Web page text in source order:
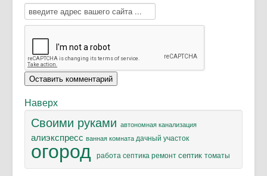
Наверх
Своими руками автономная канализация
алиэкспресс ванная комната дачный участок
огород работа септика ремонт септик томаты